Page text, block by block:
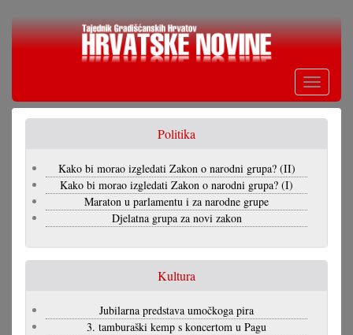
Skoči
Toggle
Politika
Kako bi morao izgledati Zakon o narodni grupa? (II)
Kako bi morao izgledati Zakon o narodni grupa? (I)
Maraton u parlamentu i za narodne grupe
Djelatna grupa za novi zakon
Kultura
Jubilarna predstava umočkoga pira
3. tamburaški kemp s koncertom u Pagu